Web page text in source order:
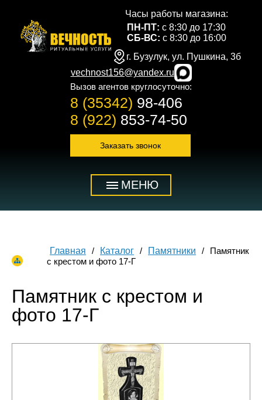
Часы работы магазина:
ПН-ПТ: с 8:30 до 17:30
СБ-ВС: с 8:30 до 16:00
г. Бузулук, ул. Пушкина, 3б
vechnost156@yandex.ru
Вызов агентов круглосуточно:
8 (35342) 98-406
8 (922) 853-74-50
Заказать звонок
МЕНЮ
Главная Каталог Памятники
Памятник
с крестом и фото 17-Г
Памятник с крестом и
фото 17-Г